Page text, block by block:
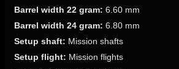
Barrel width 22 gram: 6.60 mm
Barrel width 24 gram: 6.80 mm
Setup shaft: Mission shafts
Setup flight: Mission flights